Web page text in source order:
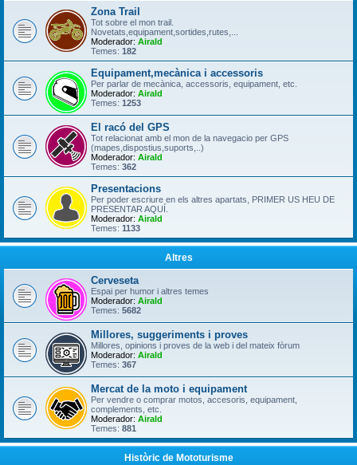
Zona Trail
Tot sobre el mon trail.
Novetats,equipament,sortides,rutes,...
Moderador: Airald
Temes: 182
Equipament,mecànica i accessoris
Per parlar de mecànica, accessoris, equipament, etc.
Moderador: Airald
Temes: 1253
El racó del GPS
Tot relacionat amb el mon de la navegacio per GPS
(mapes,dispostius,suports,..)
Moderador: Airald
Temes: 362
Presentacions
Per poder escriure en els altres apartats, PRIMER US HEU DE
PRESENTAR AQUÍ.
Moderador: Airald
Temes: 1133
Altres
Cerveseta
Espai per humor i altres temes
Moderador: Airald
Temes: 5682
Millores, suggeriments i proves
Millores, opinions i proves de la web i del mateix fòrum
Moderador: Airald
Temes: 367
Mercat de la moto i equipament
Per vendre o comprar motos, accesoris, equipament,
complements, etc.
Moderador: Airald
Temes: 881
Històric de Mototurisme